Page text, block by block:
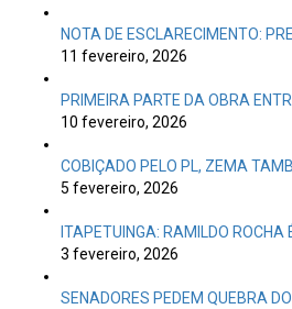
NOTA DE ESCLARECIMENTO:
11 fevereiro, 2026
PRIMEIRA PARTE DA OBRA
10 fevereiro, 2026
COBIÇADO PELO PL, ZEMA
5 fevereiro, 2026
ITAPETUINGA: RAMILDO ROCHA
3 fevereiro, 2026
SENADORES PEDEM QUEBRA